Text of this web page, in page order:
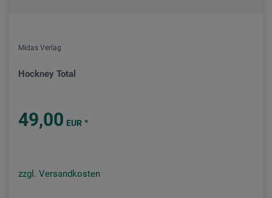
Midas Verlag
Hockney Total
49,00 EUR *
zzgl. Versandkosten